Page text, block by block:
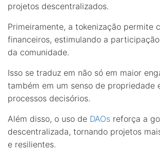
projetos descentralizados.
Primeiramente, a tokenização permite
financeiros, estimulando a
da comunidade.
Isso se traduz em não só em maior
também em um senso de propriedade
processos decisórios.
Além disso, o uso de DAOs reforça a
descentralizada, tornando projetos
e resilientes.